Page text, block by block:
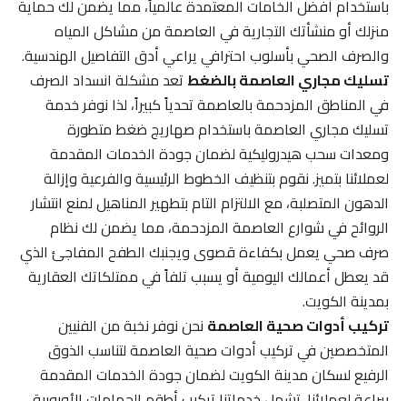
باستخدام أفضل الخامات المعتمدة عالمياً، مما يضمن لك حماية
منزلك أو منشأتك التجارية في العاصمة من مشاكل المياه
والصرف الصحي بأسلوب احترافي يراعي أدق التفاصيل الهندسية.
تسليك مجاري العاصمة بالضغطتعد مشكلة انسداد الصرف
في المناطق المزدحمة بالعاصمة تحدياً كبيراً، لذا نوفر خدمة
تسليك مجاري العاصمة باستخدام صهاريج ضغط متطورة
ومعدات سحب هيدروليكية لضمان جودة الخدمات المقدمة
لعملائنا بتميز. نقوم بتنظيف الخطوط الرئيسية والفرعية وإزالة
الدهون المتصلبة، مع الالتزام التام بتطهير المناهيل لمنع انتشار
الروائح في شوارع العاصمة المزدحمة، مما يضمن لك نظام
صرف صحي يعمل بكفاءة قصوى ويجنبك الطفح المفاجئ الذي
قد يعطل أعمالك اليومية أو يسبب تلفاً في ممتلكاتك العقارية
بمدينة الكويت.
تركيب أدوات صحية العاصمةنحن نوفر نخبة من الفنيين
المتخصصين في تركيب أدوات صحية العاصمة لتناسب الذوق
الرفيع لسكان مدينة الكويت لضمان جودة الخدمات المقدمة